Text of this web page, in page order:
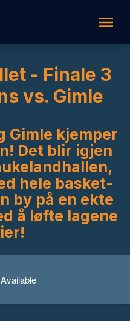
- Finale 3
vs. Gimle
Gimle kjemper
Det blir igjen
hele basket-
by på en ekte
å løfte lagene